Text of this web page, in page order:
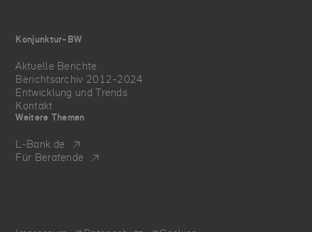
Konjunktur-BW
Aktuelle Berichte
Berichtsarchiv 2012-2024
Entwicklung und Trends
Kontakt
Weitere Themen
L‑Bank.de
Für Beratende